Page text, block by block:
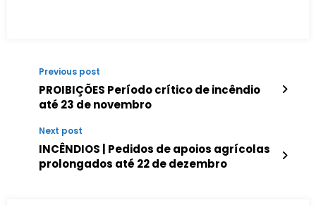
Previous post
PROIBIÇÕES Período crítico de incêndio
até 23 de novembro
Next post
INCÊNDIOS | Pedidos de apoios agrícolas
prolongados até 22 de dezembro